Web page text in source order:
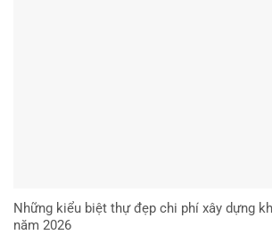
Những kiểu biệt thự đẹp chi phí xây dựng
năm 2026